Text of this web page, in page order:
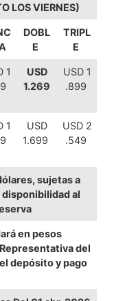
LOS VIERNES)
DOBL
E
TRIPL
E
1
USD
1.269
USD 1
.899
1
USD
1.699
USD 2
.549
sujetas a
al
en pesos
del
depósito y pago